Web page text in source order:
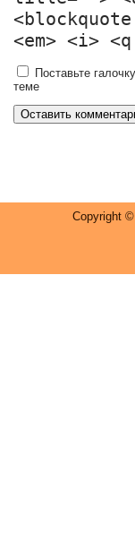
<em> <i>
Поставьте
теме
Copyright